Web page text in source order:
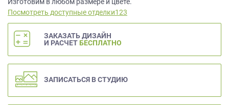
Изготовим в любом размере и цвете.
Посмотреть доступные отделки123
ЗАКАЗАТЬ ДИЗАЙН
И РАСЧЕТ БЕСПЛАТНО
ЗАПИСАТЬСЯ В СТУДИЮ